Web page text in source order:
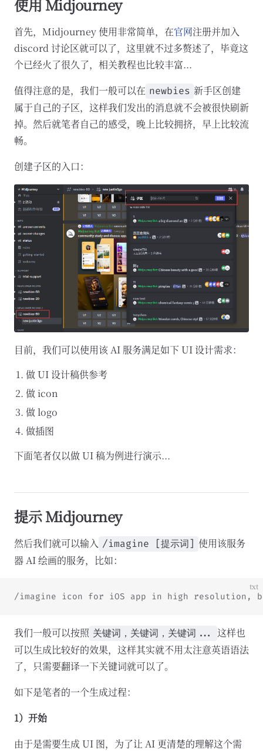
使用 Midjourney
首先，Midjourney 使用非常简单，在官网注册并加入
discord 讨论区就可以了，这里就不过多赘述了，毕竟这
个已经火了很久了，相关教程也比较丰富...
值得注意的是，我们一般可以在 newbies 新手区创建
属于自己的子区，这样我们发出的消息就不会被很快刷新
掉。然后就笔者自己的感受，晚上比较拥挤，早上比较流
畅。
创建子区的入口：
目前，我们可以使用该 AI 服务满足如下 UI 设计需求：
做 UI 设计稿供参考
做 icon
做 logo
做插图
下面笔者仅以做 UI 稿为例进行演示...
提示 Midjourney
然后我们就可以输入 /imagine [提示词] 使用该服务
器 AI 绘画的服务，比如：
txt
/imagine icon for iOS app in high resolution,
我们一般可以按照 关键词，关键词，关键词...
这样也
可以生成比较好的效果，这样其实就不用太注意英语语法
了，只需要翻译一下关键词就可以了。
如下是笔者的一个生成过程：
1）开始
由于是需要生成 UI 图，为了让 AI 更清楚的理解这个需